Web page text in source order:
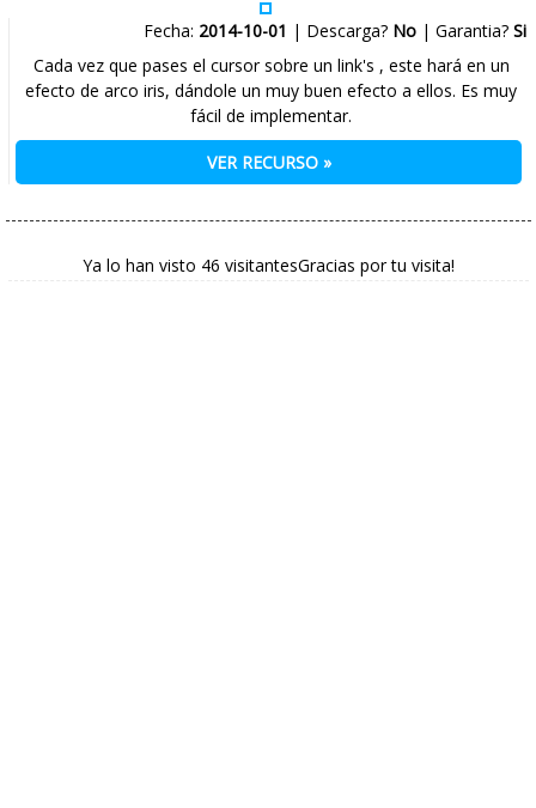
Fecha: 2014-10-01 | Descarga? No | Garantia?Si
Cada vez que pases el cursor sobre un link's , este hará en un
efecto de arco iris, dándole un muy buen efecto a ellos. Es muy
fácil de implementar.
VER RECURSO »
Ya lo han visto 46 visitantesGracias por tu visita!